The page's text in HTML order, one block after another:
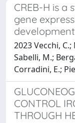
CREB-H is a
gene
development
2023 Vecchi,
Sabelli, M.;
Corradini, E.;
CONTROL
THROUGH